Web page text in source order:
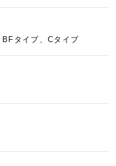
BFタイプ、 Cタイプ